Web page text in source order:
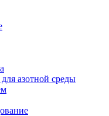
азотной среды